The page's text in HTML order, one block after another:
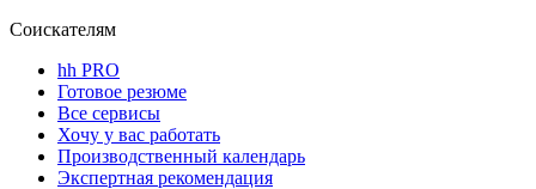
Соискателям
hh PRO
Готовое резюме
Все сервисы
Хочу у вас работать
Производственный календарь
Экспертная рекомендация